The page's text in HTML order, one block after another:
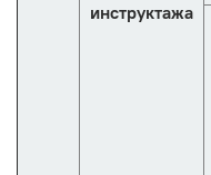
инструктажа